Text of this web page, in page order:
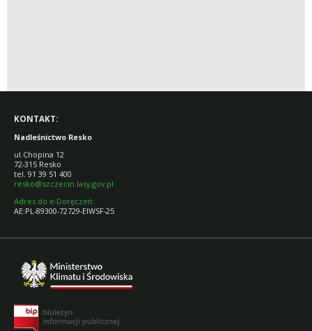
KONTAKT:
Nadleśnictwo Resko
ul.Chopina 12
72-315 Resko
tel. 91 39 51 400
resko@szczecin.lasy.gov.pl
Adres do e-Doręczeń:
AE:PL-89300-72729-EIWSF-25